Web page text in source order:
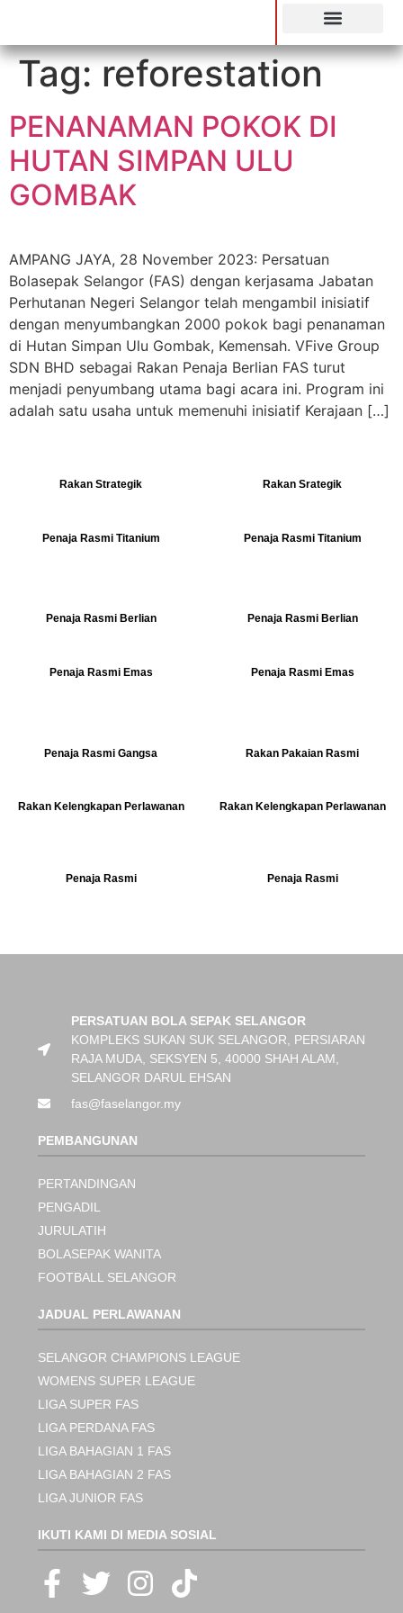
Tag:reforestation
PENANAMAN POKOK DI
HUTAN SIMPAN ULU
GOMBAK
AMPANG JAYA, 28 November 2023: Persatuan
Bolasepak Selangor (FAS) dengan kerjasama Jabatan
Perhutanan Negeri Selangor telah mengambil inisiatif
dengan menyumbangkan 2000 pokok bagi penanaman
di Hutan Simpan Ulu Gombak, Kemensah. VFive Group
SDN BHD sebagai Rakan Penaja Berlian FAS turut
menjadi penyumbang utama bagi acara ini. Program ini
adalah satu usaha untuk memenuhi inisiatif Kerajaan […]
Rakan Strategik Rakan Srategik
Penaja Rasmi Titanium Penaja Rasmi Titanium
Penaja Rasmi Berlian Penaja Rasmi Berlian
Penaja Rasmi Emas Penaja Rasmi Emas
Penaja Rasmi Gangsa Rakan Pakaian Rasmi
Rakan Kelengkapan Perlawanan Rakan Kelengkapan Perlawanan
Penaja Rasmi Penaja Rasmi
PERSATUAN BOLA SEPAK SELANGOR
KOMPLEKS SUKAN SUK SELANGOR, PERSIARAN
RAJA MUDA, SEKSYEN 5, 40000 SHAH ALAM,
SELANGOR DARUL EHSAN
fas@faselangor.my
PEMBANGUNAN
PERTANDINGAN
PENGADIL
JURULATIH
BOLASEPAK WANITA
FOOTBALL SELANGOR
JADUAL PERLAWANAN
SELANGOR CHAMPIONS LEAGUE
WOMENS SUPER LEAGUE
LIGA SUPER FAS
LIGA PERDANA FAS
LIGA BAHAGIAN 1 FAS
LIGA BAHAGIAN 2 FAS
LIGA JUNIOR FAS
IKUTI KAMI DI MEDIA SOSIAL